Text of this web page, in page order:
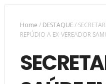
Home / DESTAQUE/
REPÚDIO A EX-VEREADOR